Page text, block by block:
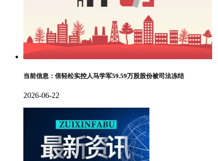
当前信息：倍轻松实控人马学军59.59万股股份被司法冻结
2026-06-22